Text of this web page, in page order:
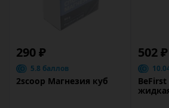
290 ₽
5.8 баллов
2scoop Магнезия куб
502 ₽